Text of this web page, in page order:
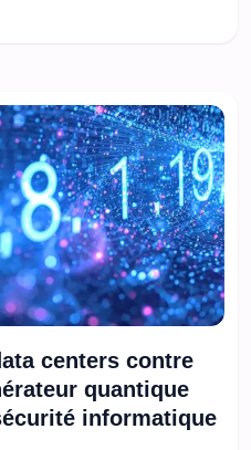
des serveurs saisis, des
centers contre
quantique
informatique